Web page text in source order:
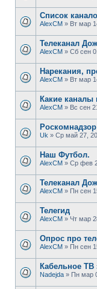
Список
AlexCM » Вт мар
Телеканал
AlexCM » Сб сен
Нарекания,
AlexCM » Вт мар
Какие
AlexCM » Вс сен
Uk » Ср май 27,
Наш Футбол.
AlexCM » Ср фев
Телеканал
AlexCM » Пн сен
Телегид
AlexCM » Чт мар
Опрос про
AlexCM » Пн сен
Кабельное ТВ
Nadejda » Пн мар